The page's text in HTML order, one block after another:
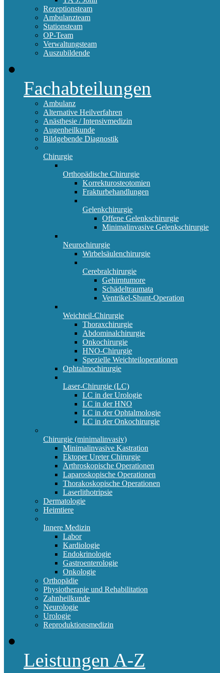
Rezeptionsteam
Ambulanzteam
Stationsteam
OP-Team
Verwaltungsteam
Auszubildende
Fachabteilungen
Ambulanz
Alternative Heilverfahren
Anästhesie / Intensivmedizin
Augenheilkunde
Bildgebende Diagnostik
Chirurgie
Orthopädische Chirurgie
Korrekturosteotomien
Frakturbehandlungen
Gelenkchirurgie
Offene Gelenkschirurgie
Minimalinvasive Gelenkschirurgie
Neurochirurgie
Wirbelsäulenchirurgie
Cerebralchirurgie
Gehirntumore
Schädeltraumata
Ventrikel-Shunt-Operation
Weichteil-Chirurgie
Thoraxchirurgie
Abdominalchirurgie
Onkochirurgie
HNO-Chirurgie
Spezielle Weichteiloperationen
Ophtalmochirurgie
Laser-Chirurgie (LC)
LC in der Urologie
LC in der HNO
LC in der Ophtalmologie
LC in der Onkochirurgie
Chirurgie (minimalinvasiv)
Minimalinvasive Kastration
Ektoper Ureter Chirurgie
Arthroskopische Operationen
Laparoskopische Operationen
Thorakoskopische Operationen
Laserlithotripsie
Dermatologie
Heimtiere
Innere Medizin
Labor
Kardiologie
Endokrinologie
Gastroenterologie
Onkologie
Orthopädie
Physiotherapie und Rehabilitation
Zahnheilkunde
Neurologie
Urologie
Reproduktionsmedizin
Leistungen A-Z